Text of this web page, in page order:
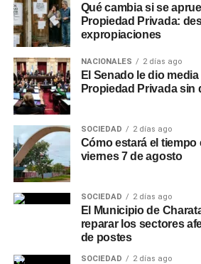
Qué cambia si se
Propiedad Privada:
expropiaciones
NACIONALES 2 días ago
El Senado le dio
Propiedad Privada sin
SOCIEDAD 2 días ago
Cómo estará el tiempo
viernes 7 de agosto
SOCIEDAD 2 días ago
El Municipio de
reparar los sectores
de postes
SOCIEDAD 2 días ago